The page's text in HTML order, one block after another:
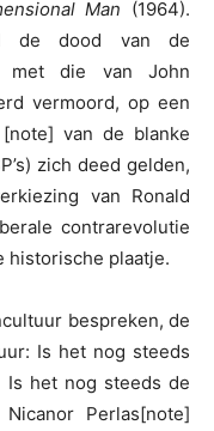
Man (1964).
de dood van de
met die van John
vermoord, op een
van de blanke
zich deed gelden,
van Ronald
contrarevolutie
historische plaatje.
bespreken, de
Is het nog steeds
Is het nog steeds de
Perlas[note]